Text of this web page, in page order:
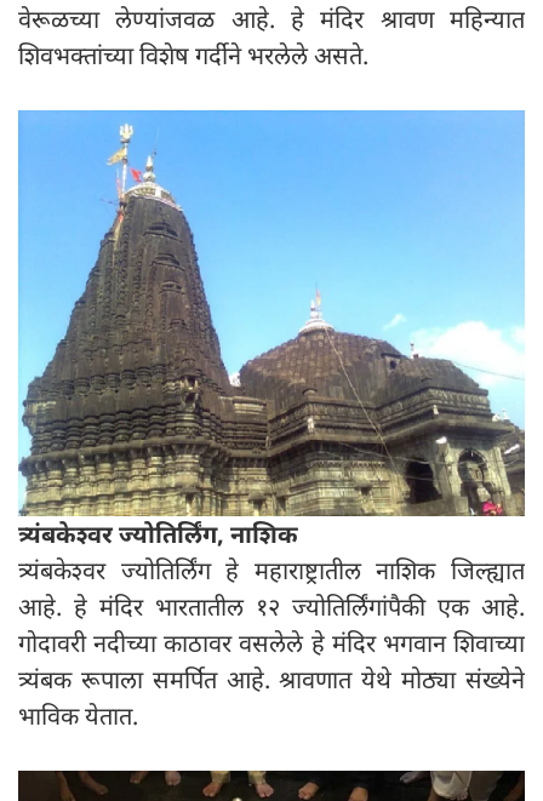
वेरूळच्या लेण्यांजवळ आहे. हे मंदिर श्रावण महिन्यात
शिवभक्तांच्या विशेष गर्दीने भरलेले असते.
त्र्यंबकेश्वर ज्योतिर्लिंग, नाशिक
त्र्यंबकेश्वर ज्योतिर्लिंग हे महाराष्ट्रातील नाशिक जिल्ह्यात
आहे. हे मंदिर भारतातील १२ ज्योतिर्लिंगांपैकी एक आहे.
गोदावरी नदीच्या काठावर वसलेले हे मंदिर भगवान शिवाच्या
त्र्यंबक रूपाला समर्पित आहे. श्रावणात येथे मोठ्या संख्येने
भाविक येतात.